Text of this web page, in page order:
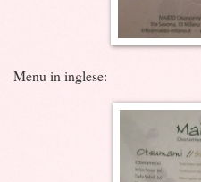
Menu in inglese: